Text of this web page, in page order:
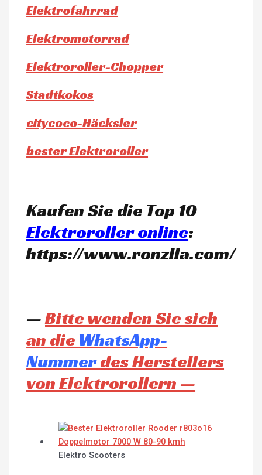
Elektrofahrrad
Elektromotorrad
Elektroroller-Chopper
Stadtkokos
citycoco-Häcksler
bester Elektroroller
Kaufen Sie die Top 10
Elektroroller online:
https://www.ronzlla.com/
—Bitte wenden Sie sich
an die WhatsApp-
Nummerdes Herstellers
von Elektrorollern —
Elektro Scooters